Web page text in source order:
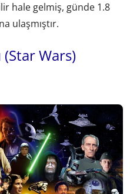
hale gelmiş, günde 1.8
ulaşmıştır.
(Star Wars)